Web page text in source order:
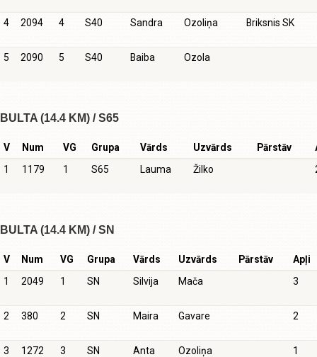
4 2094 4 S40 Sandra Ozoliņa Briksnis SK
5 2090 5 S40 Baiba Ozola
BULTA (14.4 KM) / S65
V Num VG Grupa Vārds Uzvārds Pārstāv
1
1179 1 S65 Lauma Žilko
BULTA (14.4 KM) / SN
V Num VG Grupa Vārds Uzvārds Pārstāv
Apļi
1
2049 1 SN Silvija Mača 3
2 380 2 SN Maira Gavare 2
3 1272 3 SN Anta Ozoliņa 1